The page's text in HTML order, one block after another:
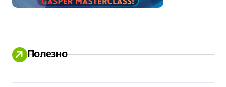
Полезно